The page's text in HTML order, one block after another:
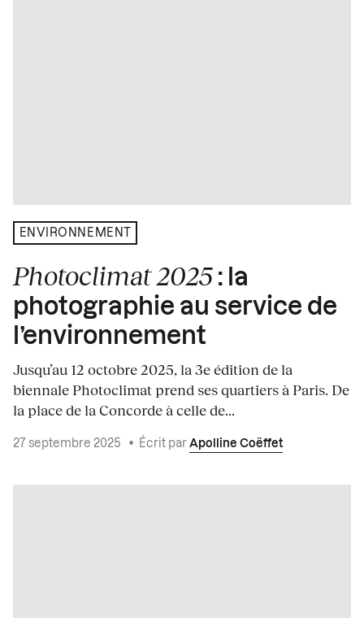
ENVIRONNEMENT
Photoclimat 2025 : la
photographie au service de
l’environnement
Jusqu’au 12 octobre 2025, la 3e édition de la
biennale Photoclimat prend ses quartiers à Paris. De
la place de la Concorde à celle de...
27 septembre 2025 • Écrit par Apolline Coëffet